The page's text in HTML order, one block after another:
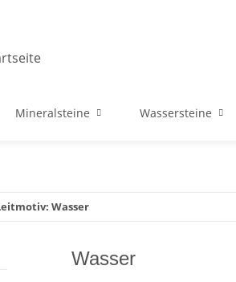
Mineralsteine Wassersteine
Wasser
Wasser